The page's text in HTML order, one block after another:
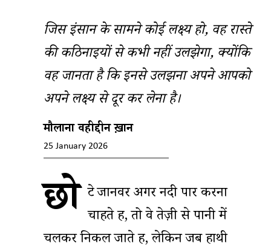
जिस इंसान के सामने कोई लक्ष्य हो, वह रास्ते
की कठिनाइयों से कभी नहीं उलझेगा, क्योंकि
वह जानता है कि इनसे उलझना अपने आपको
अपने लक्ष्य से दूर कर लेना है।
मौलाना वहीदुद्दीन ख़ान
25 January 2026
छो टे जानवर अगर नदी पार करना
चाहते हैं, तो वे तेज़ी से पानी में
चलकर निकल जाते हैं, लेकिन जब हाथी